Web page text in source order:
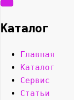
Каталог
Главная
Каталог
Сервис
Статьи